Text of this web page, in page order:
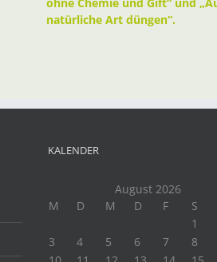
natürliche Art düngen“.
KALENDER
August 2026
M
D M D F S
1
3
4 5 6 7 8